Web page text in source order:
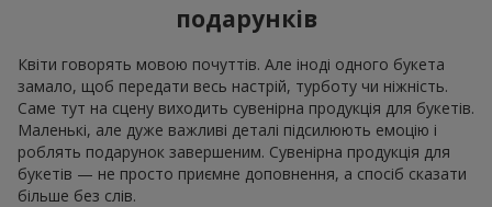
подарунків
Квіти говорять мовою почуттів. Але іноді одного букета
замало, щоб передати весь настрій, турботу чи ніжність.
Саме тут на сцену виходить сувенірна продукція для букетів.
Маленькі, але дуже важливі деталі підсилюють емоцію і
роблять подарунок завершеним. Сувенірна продукція для
букетів — не просто приємне доповнення, а спосіб сказати
більше без слів.